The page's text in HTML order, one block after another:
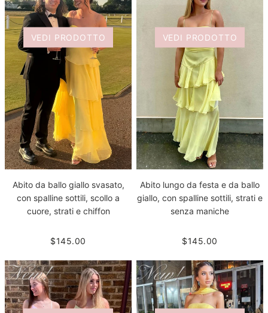
VEDI PRODOTTO
Abito da ballo giallo svasato,
con spalline sottili, scollo a
cuore, strati e chiffon
$145.00
VEDI PRODOTTO
Abito lungo da festa e da ballo
giallo, con spalline sottili, strati e
senza maniche
$145.00